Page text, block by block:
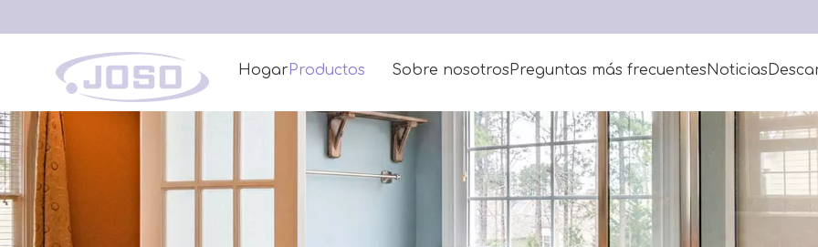
Hogar Productos Sobre nosotrosPreguntas más frecuentesNoticias